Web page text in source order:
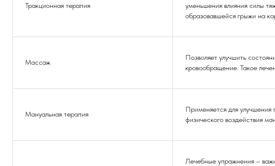
Тракционная терапия
уменьшения влияния силы
образовавшейся грыжи на
Массаж
Позволяет улучшить
кровообращение. Такое
Мануальная терапия
Применяется для
физического воздействия
Лечебные упражнения –